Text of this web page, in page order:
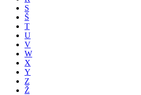
S
Š
T
U
V
W
X
Y
Z
Ž